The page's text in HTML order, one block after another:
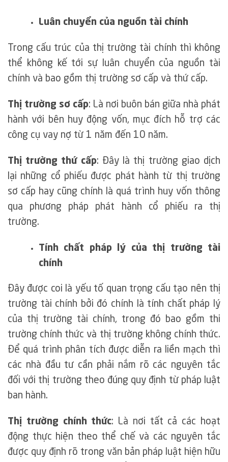
Luân chuyển của nguồn tài chính
Trong cấu trúc của thị trường tài chính thì không
thể không kế tới sự luân chuyển của nguồn tài
chính và bao gồm thị trường sơ cấp và thứ cấp.
Thị trường sơ cấp: Là nơi buôn bán giữa nhà phát
hành với bên huy động vốn, mục đích hỗ trợ các
công cụ vay nợ từ 1 năm đến 10 năm.
Thị trường thứ cấp: Đây là thị trường giao dịch
lại những cổ phiếu được phát hành từ thị trường
sơ cấp hay cũng chính là quá trình huy vốn thông
qua phương pháp phát hành cổ phiếu ra thị
trường.
Tính chất pháp lý của thị trường tài
chính
Đây được coi là yếu tố quan trọng cấu tạo nên thị
trường tài chính bởi đó chính là tính chất pháp lý
của thị trường tài chính, trong đó bao gồm thi
trường chính thức và thị trường không chính thức.
Để quá trình phân tích được diễn ra liền mạch thì
các nhà đầu tư cần phải nắm rõ các nguyên tắc
đối với thị trường theo đúng quy định từ pháp luật
ban hành.
Thị trường chính thức: Là nơi tất cả các hoạt
động thực hiện theo thể chế và các nguyên tắc
được quy định rõ trong văn bản pháp luật hiện hữu